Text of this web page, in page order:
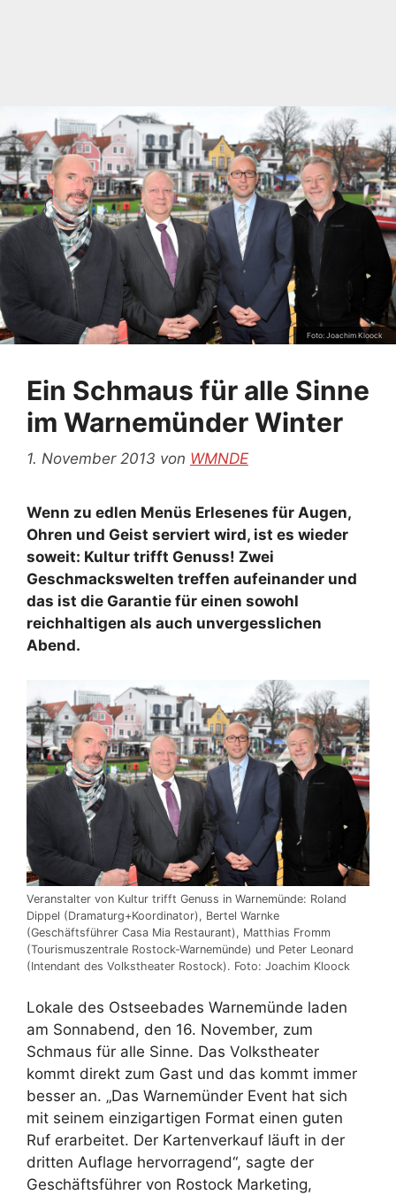
Foto: Joachim Kloock
Ein Schmaus für alle Sinne
im Warnemünder Winter
1. November 2013 von WMNDE
Wenn zu edlen Menüs Erlesenes für Augen,
Ohren und Geist serviert wird, ist es wieder
soweit: Kultur trifft Genuss! Zwei
Geschmackswelten treffen aufeinander und
das ist die Garantie für einen sowohl
reichhaltigen als auch unvergesslichen
Abend.
Veranstalter von Kultur trifft Genuss in Warnemünde: Roland
Dippel (Dramaturg+Koordinator), Bertel Warnke
(Geschäftsführer Casa Mia Restaurant), Matthias Fromm
(Tourismuszentrale Rostock-Warnemünde) und Peter Leonard
(Intendant des Volkstheater Rostock). Foto: Joachim Kloock
Lokale des Ostseebades Warnemünde laden
am Sonnabend, den 16. November, zum
Schmaus für alle Sinne. Das Volkstheater
kommt direkt zum Gast und das kommt immer
besser an. „Das Warnemünder Event hat sich
mit seinem einzigartigen Format einen guten
Ruf erarbeitet. Der Kartenverkauf läuft in der
dritten Auflage hervorragend“, sagte der
Geschäftsführer von Rostock Marketing,